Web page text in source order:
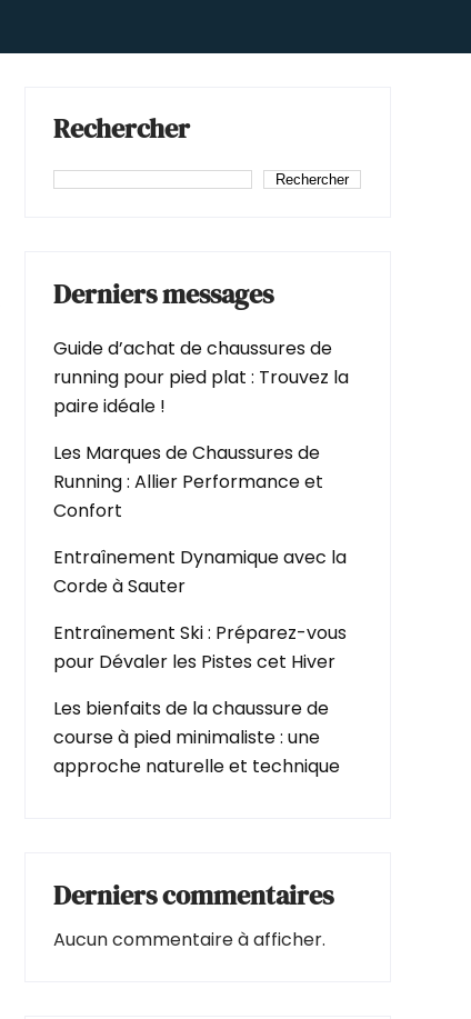
Rechercher
Rechercher
Derniers messages
Guide d’achat de chaussures de
running pour pied plat : Trouvez la
paire idéale !
Les Marques de Chaussures de
Running : Allier Performance et
Confort
Entraînement Dynamique avec la
Corde à Sauter
Entraînement Ski : Préparez-vous
pour Dévaler les Pistes cet Hiver
Les bienfaits de la chaussure de
course à pied minimaliste : une
approche naturelle et technique
Derniers commentaires
Aucun commentaire à afficher.